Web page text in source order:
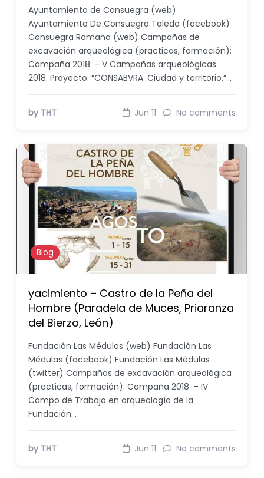
Ayuntamiento de Consuegra (web)
Ayuntamiento De Consuegra Toledo (facebook)
Consuegra Romana (web) Campañas de
excavación arqueológica (practicas, formación):
Campaña 2018: – V Campañas arqueológicas
2018. Proyecto: “CONSABVRA: Ciudad y territorio.“…
by THT Jun 11 No comments
Blog
yacimiento – Castro de la Peña del
Hombre (Paradela de Muces, Priaranza
del Bierzo, León)
Fundación Las Médulas (web) Fundación Las
Médulas (facebook) Fundación Las Médulas
(twitter) Campañas de excavación arqueológica
(practicas, formación): Campaña 2018: – IV
Campo de Trabajo en arqueología de la
Fundación…
by THT Jun 11 No comments